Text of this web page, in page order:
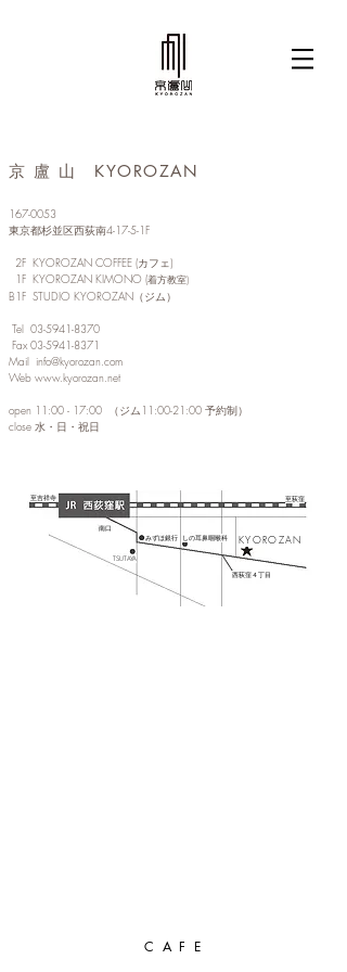
京 盧 山 KYOROZAN
167-0053
東京都杉並区西荻南4-17-5-1F
2F KYOROZAN COFFEE (カフェ)
1F KYOROZAN KIMONO (着方教室​)
B1F STUDIO KYOROZAN（ジム）
Tel 03-5941-8370
Fax 03-5941-8371
Mail info@kyorozan.com
Web www.kyorozan.net
open 11:00 - 17:00 （ジム11:00-21:00 予約制）
close 水・日・祝日
KYOROZAN
西荻窪４丁目
​しの耳鼻咽喉科
​至荻窪
​みずほ銀行
​至吉祥寺
​TSUTAYA
​南口
C A F E